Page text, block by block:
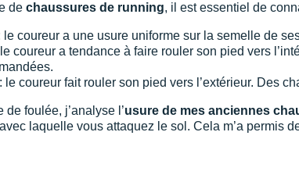
de chaussures de running, il est essentiel de
le coureur a une usure uniforme sur la semelle de
coureur a tendance à faire rouler son pied vers
: le coureur fait rouler son pied vers l’extérieur. Des
foulée, j’analyse l’usure de mes anciennes
laquelle vous attaquez le sol. Cela m’a permis